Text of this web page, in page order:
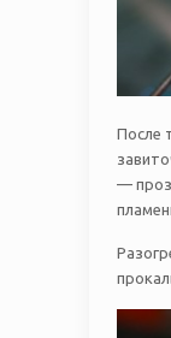
После
—